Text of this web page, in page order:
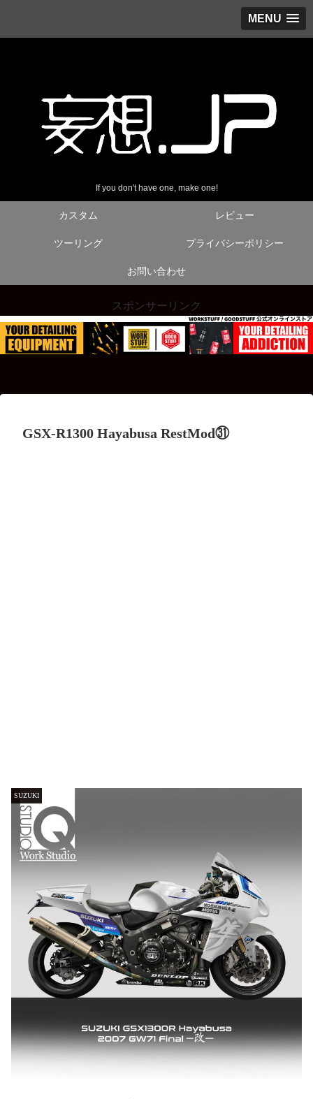
MENU
If you don't have one, make one!
カスタム レビュー
ツーリング プライバシーポリシー
お問い合わせ
スポンサーリンク
GSX-R1300 Hayabusa RestMod㉛
SUZUKI